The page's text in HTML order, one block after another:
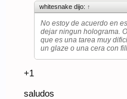
whitesnake dijo: ↑
No estoy de acuerdo en
dejar ningun holograma.
que es una tarea muy
un glaze o una cera con
+1
saludos